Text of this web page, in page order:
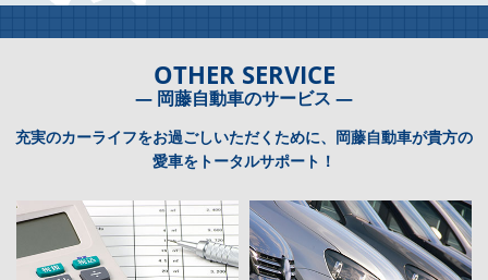
OTHER SERVICE
― 岡藤自動車のサービス ―
充実のカーライフをお過ごしいただくために、岡藤自動車が貴方の
愛車をトータルサポート！